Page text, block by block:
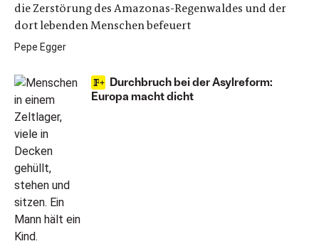
die Zerstörung des Amazonas-Regenwaldes und der
dort lebenden Menschen befeuert
Pepe Egger
Durchbruch bei der Asylreform:
Europa macht dicht